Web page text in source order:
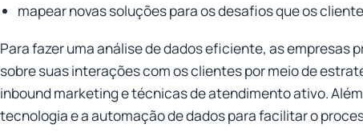
mapear novas soluções para os desafios que os
Para fazer uma análise de dados eficiente, as empresas
sobre suas interações com os clientes por meio de
inbound marketing e técnicas de atendimento ativo.
tecnologia e a automação de dados para facilitar o